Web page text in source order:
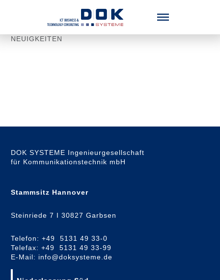
NEUIGKEITEN
DOK SYSTEME Ingenieurgesellschaft
für Kommunikationstechnik mbH
Stammsitz Hannover
Steinriede 7 I 30827 Garbsen
Telefon: +49 5131 49 33-0
Telefax: +49 5131 49 33-99
E-Mail: info@doksysteme.de